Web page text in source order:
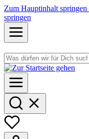
Zum Hauptinhalt springen
springen